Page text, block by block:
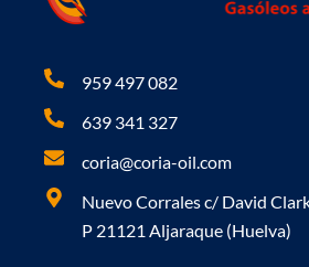
959 497 082
639 341 327
coria@coria-oil.com
Nuevo Corrales c/ David
P 21121 Aljaraque (Huelva)